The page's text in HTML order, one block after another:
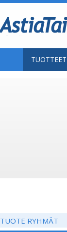
TUOTTEET
TUOTE RYHMÄT